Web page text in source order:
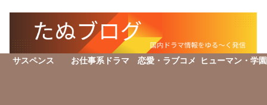
サスペンス お仕事系ドラマ 恋愛・ラブコメ ヒューマン・学園